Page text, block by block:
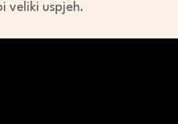
veliki uspjeh.